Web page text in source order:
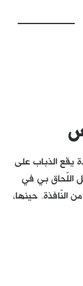
يقع الذباب على
اللّحاق بي في
النّافذة. حينها،